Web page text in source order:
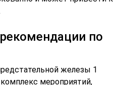
по
железы 1
мероприятий,